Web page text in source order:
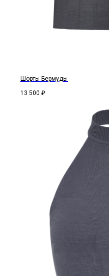
Шорты Бермуды
13 500 ₽